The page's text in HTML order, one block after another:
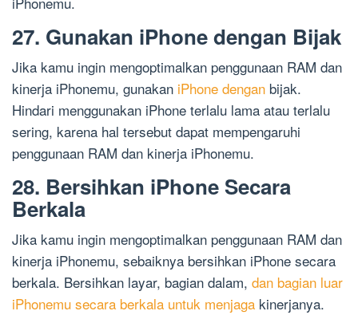
27. Gunakan iPhone dengan Bijak
Jika kamu ingin mengoptimalkan penggunaan RAM dan
kinerja iPhonemu, gunakan iPhone dengan bijak.
Hindari menggunakan iPhone terlalu lama atau terlalu
sering, karena hal tersebut dapat mempengaruhi
penggunaan RAM dan kinerja iPhonemu.
28. Bersihkan iPhone Secara
Berkala
Jika kamu ingin mengoptimalkan penggunaan RAM dan
kinerja iPhonemu, sebaiknya bersihkan iPhone secara
berkala. Bersihkan layar, bagian dalam, dan bagian luar
iPhonemu secara berkala untuk menjaga kinerjanya.